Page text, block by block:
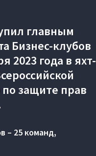
главным
Бизнес-клубов
2023 года в яхт-
защите прав
– 25 команд,